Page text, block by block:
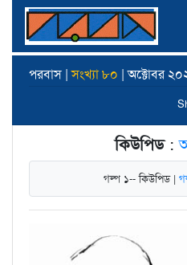
পরবাস |সংখ্যা ৮০ | অক্টোবর
কিউপিড:
গল্প ১-- কিউপিড |